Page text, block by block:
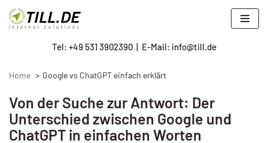
Zum
Tel: +49 531 3902390| E-Mail: info@till.de
Home Google vs ChatGPT einfach erklärt
Von der Suche zur Antwort: Der
Unterschied zwischen Google und
ChatGPT in einfachen Worten